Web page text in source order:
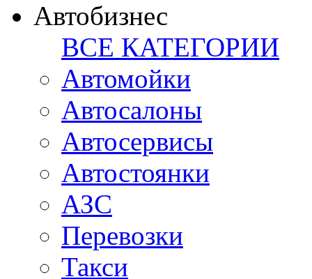
Автобизнес
ВСЕ КАТЕГОРИИ
Автомойки
Автосалоны
Автосервисы
Автостоянки
АЗС
Перевозки
Такси